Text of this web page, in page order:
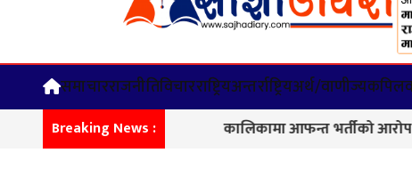
समाचारराजनीतिविचारराष्ट्रियअन्तर्राष्ट्रियअर्थ/वाणीज्य
Breaking News : कालिकामा आफन्त भर्तीको आरोप, करोडौँको